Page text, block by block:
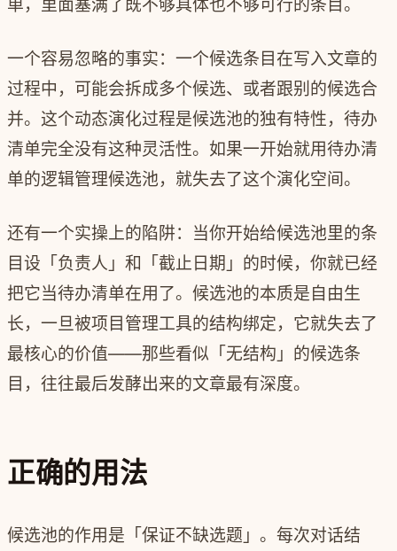
单，里面塞满了既不够具体也不够可行的条目。
一个容易忽略的事实：一个候选条目在写入文章的
过程中，可能会拆成多个候选、或者跟别的候选合
并。这个动态演化过程是候选池的独有特性，待办
清单完全没有这种灵活性。如果一开始就用待办清
单的逻辑管理候选池，就失去了这个演化空间。
还有一个实操上的陷阱：当你开始给候选池里的条
目设「负责人」和「截止日期」的时候，你就已经
把它当待办清单在用了。候选池的本质是自由生
长，一旦被项目管理工具的结构绑定，它就失去了
最核心的价值——那些看似「无结构」的候选条
目，往往最后发酵出来的文章最有深度。
正确的用法
候选池的作用是「保证不缺选题」。每次对话结